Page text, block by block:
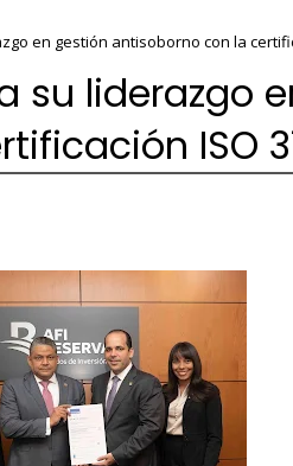
en gestión antisoborno con la
su liderazgo
ISO